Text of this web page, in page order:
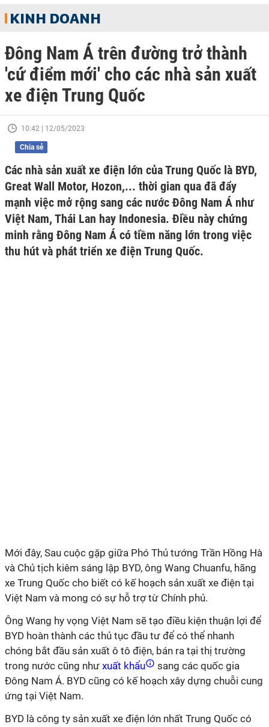
KINH DOANH
Đông Nam Á trên đường trở thành
'cứ điểm mới' cho các nhà sản xuất
xe điện Trung Quốc
10:42 | 12/05/2023
Chia sẻ
Các nhà sản xuất xe điện lớn của Trung Quốc là BYD,
Great Wall Motor, Hozon,... thời gian qua đã đẩy
mạnh việc mở rộng sang các nước Đông Nam Á như
Việt Nam, Thái Lan hay Indonesia. Điều này chứng
minh rằng Đông Nam Á có tiềm năng lớn trong việc
thu hút và phát triển xe điện Trung Quốc.
Mới đây, Sau cuộc gặp giữa Phó Thủ tướng Trần Hồng Hà
và Chủ tịch kiêm sáng lập BYD, ông Wang Chuanfu, hãng
xe Trung Quốc cho biết có kế hoạch sản xuất xe điện tại
Việt Nam và mong có sự hỗ trợ từ Chính phủ.
Ông Wang hy vọng Việt Nam sẽ tạo điều kiện thuận lợi để
BYD hoàn thành các thủ tục đầu tư để có thể nhanh
chóng bắt đầu sản xuất ô tô điện, bán ra tại thị trường
trong nước cũng như xuất khẩu
sang các quốc gia
Đông Nam Á. BYD cũng có kế hoạch xây dựng chuỗi cung
ứng tại Việt Nam.
BYD là công ty sản xuất xe điện lớn nhất Trung Quốc có